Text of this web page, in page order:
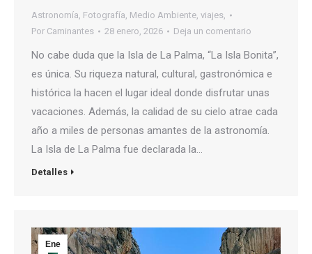
Astronomía, Fotografía, Medio Ambiente, viajes,
Por Caminantes 28 enero, 2026 Deja un comentario
No cabe duda que la Isla de La Palma, “La Isla Bonita”,
es única. Su riqueza natural, cultural, gastronómica e
histórica la hacen el lugar ideal donde disfrutar unas
vacaciones. Además, la calidad de su cielo atrae cada
año a miles de personas amantes de la astronomía.
La Isla de La Palma fue declarada la…
Detalles
Ene